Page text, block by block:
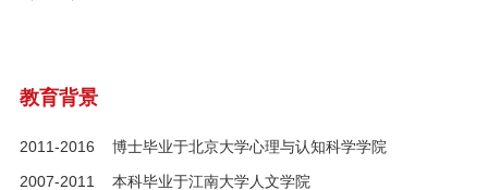
教育背景
2011-2016 博士毕业于北京大学心理与认知科学学院
2007-2011 本科毕业于江南大学人文学院